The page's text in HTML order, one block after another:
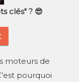
clés" ? 😎
moteurs de
pourquoi